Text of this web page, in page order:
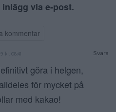
via e-post.
Svara
kl. 08:41
göra i helgen,
för mycket på
med kakao!